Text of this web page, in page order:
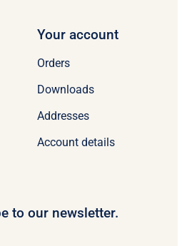
Your account
Orders
Downloads
Addresses
Account details
to our newsletter.